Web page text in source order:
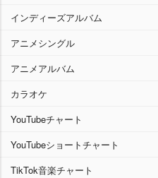
インディーズアルバム
アニメシングル
アニメアルバム
カラオケ
YouTubeチャート
YouTubeショートチャート
TikTok音楽チャート